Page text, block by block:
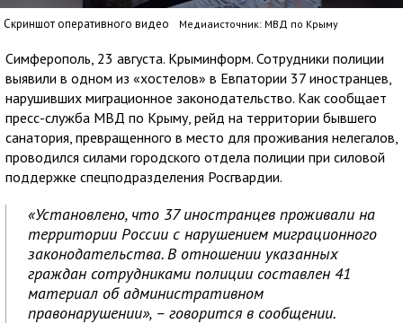
Скриншот оперативного видео Медиаисточник: МВД по Крыму
Симферополь, 23 августа. Крыминформ. Сотрудники полиции
выявили в одном из «хостелов» в Евпатории 37 иностранцев,
нарушивших миграционное законодательство. Как сообщает
пресс-служба МВД по Крыму, рейд на территории бывшего
санатория, превращенного в место для проживания нелегалов,
проводился силами городского отдела полиции при силовой
поддержке спецподразделения Росгвардии.
«Установлено, что 37 иностранцев проживали на
территории России с нарушением миграционного
законодательства. В отношении указанных
граждан сотрудниками полиции составлен 41
материал об административном
правонарушении», – говорится в сообщении.